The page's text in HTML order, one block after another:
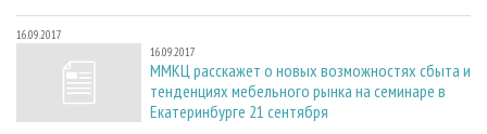
16.09.2017
16.09.2017
ММКЦ расскажет о новых возможностях сбыта и
тенденциях мебельного рынка на семинаре в
Екатеринбурге 21 сентября